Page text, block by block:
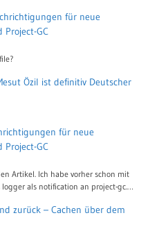
für neue
Project-GC
Özil ist definitiv Deutscher
für neue
Project-GC
Artikel. Ich habe vorher schon mit
als notification an project-gc.…
zurück – Cachen über dem